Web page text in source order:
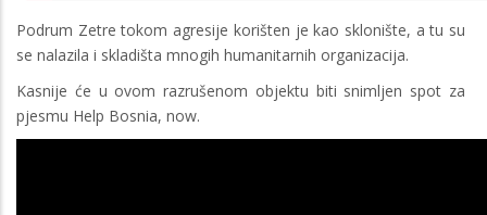
Podrum Zetre tokom agresije korišten je kao sklonište, a tu su
se nalazila i skladišta mnogih humanitarnih organizacija.
Kasnije će u ovom razrušenom objektu biti snimljen spot za
pjesmu Help Bosnia, now.